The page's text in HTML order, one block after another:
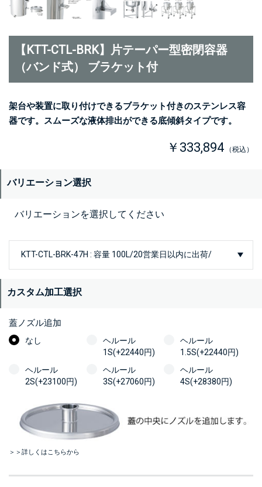
【KTT-CTL-BRK】片テーパー型密閉容器
（バンド式） ブラケット付
架台や装置に取り付けできるブラケット付きのステンレス容
器です。スムーズな液体排出ができる底傾斜タイプです。
￥333,894 （税込）
バリエーション選択
バリエーションを選択してください
カスタム加工選択
蓋ノズル追加
なし
ヘルール
1S(+22440円)
ヘルール
1.5S(+22440円)
ヘルール
2S(+23100円)
ヘルール
3S(+27060円)
ヘルール
4S(+28380円)
＞＞詳しくはこちらから